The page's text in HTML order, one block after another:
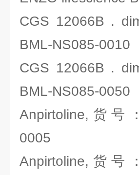
CGS 12066B .
BML-NS085-0010
CGS 12066B .
BML-NS085-0050
Anpirtoline,货号
0005
Anpirtoline,货号